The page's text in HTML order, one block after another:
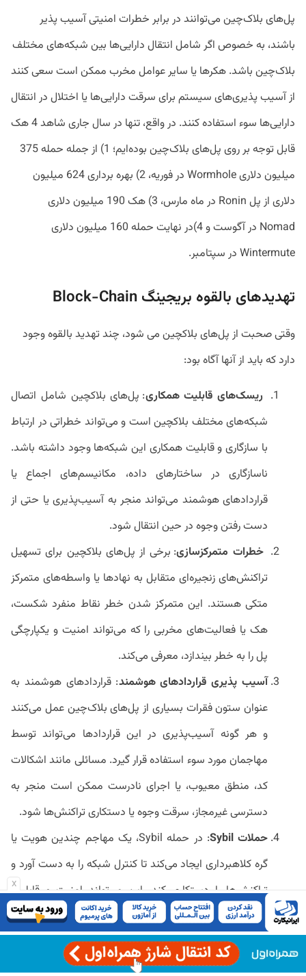
x
پل‌های بلاک‌چین می‌توانند در برابر خطرات امنیتی آسیب پذیر
باشند، به خصوص اگر شامل انتقال دارایی‌ها بین شبکه‌های مختلف
بلاک‌چین باشد. هکرها یا سایر عوامل مخرب ممکن است سعی کنند
از آسیب پذیری‌های سیستم برای سرقت دارایی‌ها یا اختلال در انتقال
دارایی‌ها سوء استفاده کنند. در واقع، تنها در سال جاری شاهد 4 هک
قابل توجه بر روی پل‌های بلاک‌چین بوده‌ایم؛ 1) از جمله حمله 375
میلیون دلاری Wormhole در فوریه، 2) بهره برداری 624 میلیون
دلاری از پل Ronin در ماه مارس، 3) هک 190 میلیون دلاری
Nomad در آگوست و 4)در نهایت حمله 160 میلیون دلاری
Wintermute در سپتامبر.
تهدیدهای بالقوه بریجینگ Block-Chain
وقتی صحبت از پل‌های بلاکچین می شود، چند تهدید بالقوه وجود
دارد که باید از آنها آگاه بود:
ریسک‌های قابلیت همکاری: پل‌های بلاکچین شامل اتصال
شبکه‌های مختلف بلاکچین است و می‌تواند خطراتی در ارتباط
با سازگاری و قابلیت همکاری این شبکه‌ها وجود داشته باشد.
ناسازگاری در ساختارهای داده، مکانیسم‌های اجماع یا
قراردادهای هوشمند می‌تواند منجر به آسیب‌پذیری یا حتی از
دست رفتن وجوه در حین انتقال شود.
خطرات متمرکزسازی: برخی از پل‌های بلاکچین برای تسهیل
تراکنش‌های زنجیره‌ای متقابل به نهادها یا واسطه‌های متمرکز
متکی هستند. این متمرکز شدن خطر نقاط منفرد شکست،
هک یا فعالیت‌های مخربی را که می‌تواند امنیت و یکپارچگی
پل را به خطر بیندازد، معرفی می‌کند.
آسیب پذیری قراردادهای هوشمند: قراردادهای هوشمند به
عنوان ستون فقرات بسیاری از پل‌های بلاک‌چین عمل می‌کنند
و هر گونه آسیب‌پذیری در این قراردادها می‌تواند توسط
مهاجمان مورد سوء استفاده قرار گیرد. مسائلی مانند اشکالات
کد، منطق معیوب، یا اجرای نادرست ممکن است منجر به
دسترسی غیرمجاز، سرقت وجوه یا دستکاری تراکنش‌ها شود.
حملات Sybil
: در حمله Sybil، یک مهاجم چندین هویت یا
گره کلاهبرداری ایجاد می‌کند تا کنترل شبکه را به دست آورد و
تراکنش‌ها را دستکاری کند. این می‌تواند امنیت و قابلیت
اطمینان پل را به خطر بیندازد و منجر به انتقال یا
دستکاری‌های تقلبی شود.
خطرات اوراکل: پل‌های بلاک‌چین اغلب برای به دست آوردن